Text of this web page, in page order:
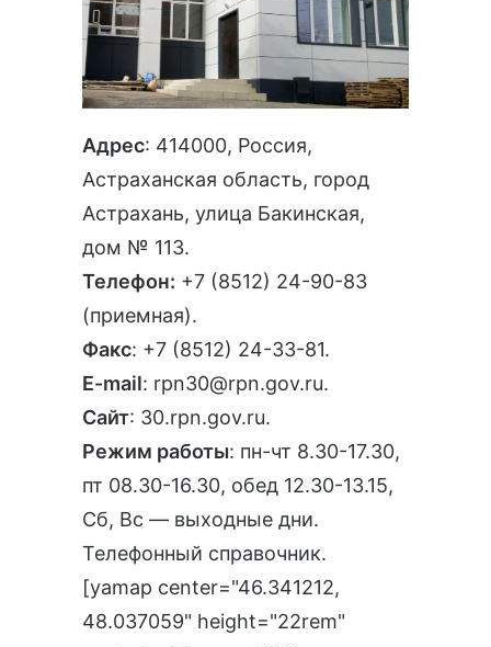
Адрес: 414000, Россия,
Астраханская область, город
Астрахань, улица Бакинская,
дом № 113.
Телефон: +7 (8512) 24-90-83
(приемная).
Факс: +7 (8512) 24-33-81.
E-mail: rpn30@rpn.gov.ru.
Сайт: 30.rpn.gov.ru.
Режим работы: пн-чт 8.30-17.30,
пт 08.30-16.30, обед 12.30-13.15,
Сб, Вс — выходные дни.
Телефонный справочник.
[yamap center="46.341212,
48.037059" height="22rem"